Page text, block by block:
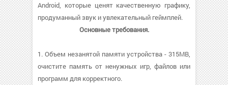
Android, которые ценят качественную графику,
продуманный звук и увлекательный геймплей.
Основные требования.
1. Объем незанятой памяти устройства - 315MB,
очистите память от ненужных игр, файлов или
программ для корректного.